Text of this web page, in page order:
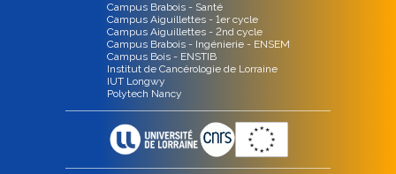
Campus Brabois - Santé
Campus Aiguillettes - 1er cycle
Campus Aiguillettes - 2nd cycle
Campus Brabois - Ingénierie - ENSEM
Campus Bois - ENSTIB
Institut de Cancérologie de Lorraine
IUT Longwy
Polytech Nancy